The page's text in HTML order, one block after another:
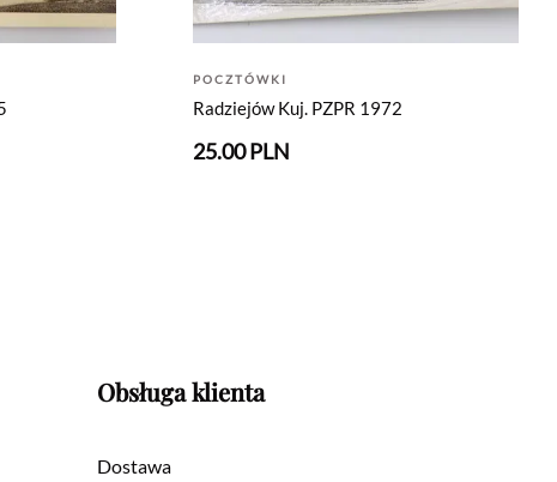
POCZTÓWKI
Radziejów Kuj. PZPR 1972
25.00 PLN
Obsługa klienta
Dostawa